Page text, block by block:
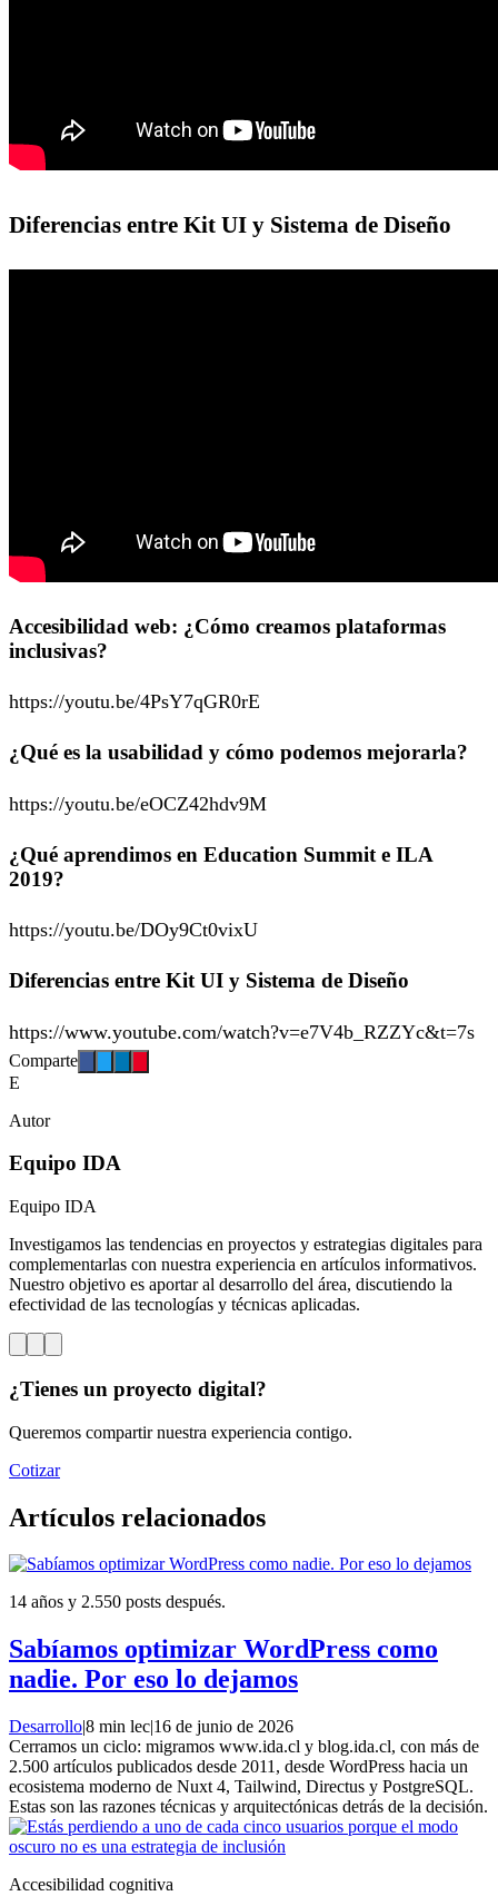
Diferencias entre Kit UI y Sistema de Diseño
Accesibilidad web: ¿Cómo creamos plataformas
inclusivas?
https://youtu.be/4PsY7qGR0rE
¿Qué es la usabilidad y cómo podemos mejorarla?
https://youtu.be/eOCZ42hdv9M
¿Qué aprendimos en Education Summit e ILA
2019?
https://youtu.be/DOy9Ct0vixU
Diferencias entre Kit UI y Sistema de Diseño
https://www.youtube.com/watch?v=e7V4b_RZZYc&t=7s
Comparte
E
Autor
Equipo IDA
Equipo IDA
Investigamos las tendencias en proyectos y estrategias digitales para
complementarlas con nuestra experiencia en artículos informativos.
Nuestro objetivo es aportar al desarrollo del área, discutiendo la
efectividad de las tecnologías y técnicas aplicadas.
¿Tienes un proyecto digital?
Queremos compartir nuestra experiencia contigo.
Cotizar
Artículos relacionados
14 años y 2.550 posts después.
Sabíamos optimizar WordPress como
nadie. Por eso lo dejamos
Desarrollo|8 min lec|16 de junio de 2026
Cerramos un ciclo: migramos www.ida.cl y blog.ida.cl, con más de
2.500 artículos publicados desde 2011, desde WordPress hacia un
ecosistema moderno de Nuxt 4, Tailwind, Directus y PostgreSQL.
Estas son las razones técnicas y arquitectónicas detrás de la decisión.
Accesibilidad cognitiva